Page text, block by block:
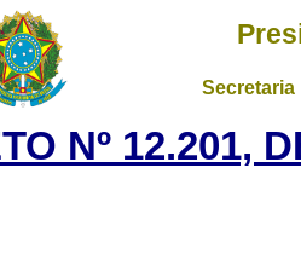
Nº 12.201,